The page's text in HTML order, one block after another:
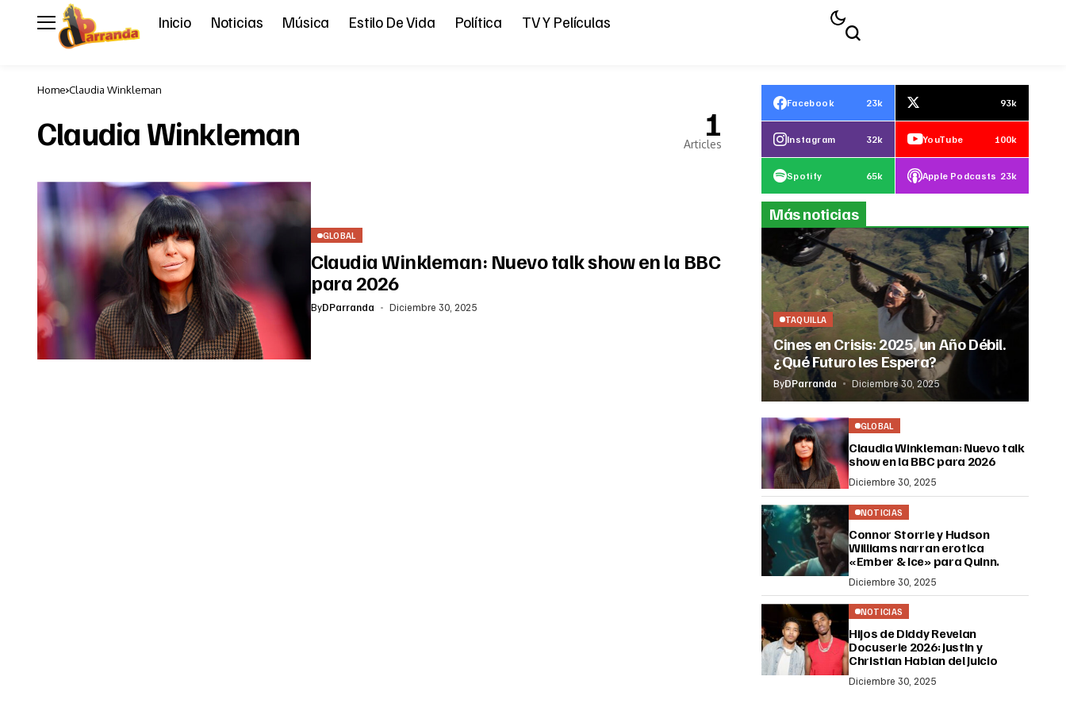
Inicio Noticias Música Estilo De Vida Política TV Y Películas
Home Claudia Winkleman
Claudia Winkleman 1
Articles
GLOBAL
Claudia Winkleman: Nuevo talk show en la BBC
para 2026
ByDParranda Diciembre 30, 2025
Facebook 23k 93k
Instagram 32k YouTube 100k
Spotify 65k Apple Podcasts 23k
Más noticias
TAQUILLA
Cines en Crisis: 2025, un Año Débil.
¿Qué Futuro les Espera?
ByDParranda Diciembre 30, 2025
GLOBAL
Claudia Winkleman: Nuevo talk
show en la BBC para 2026
Diciembre 30, 2025
NOTICIAS
Connor Storrie y Hudson
Williams narran erotica
«Ember & Ice» para Quinn.
Diciembre 30, 2025
NOTICIAS
Hijos de Diddy Revelan
Docuserie 2026: Justin y
Christian Hablan del Juicio
Diciembre 30, 2025